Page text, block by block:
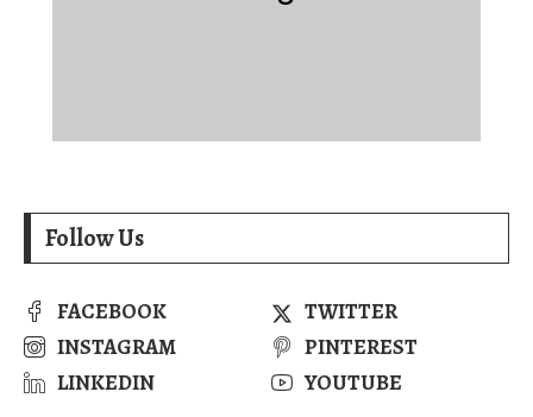
Follow Us
FACEBOOK
TWITTER
INSTAGRAM
PINTEREST
LINKEDIN
YOUTUBE